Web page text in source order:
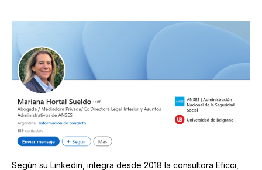
Según su Linkedin, integra desde 2018 la consultora Eficci,